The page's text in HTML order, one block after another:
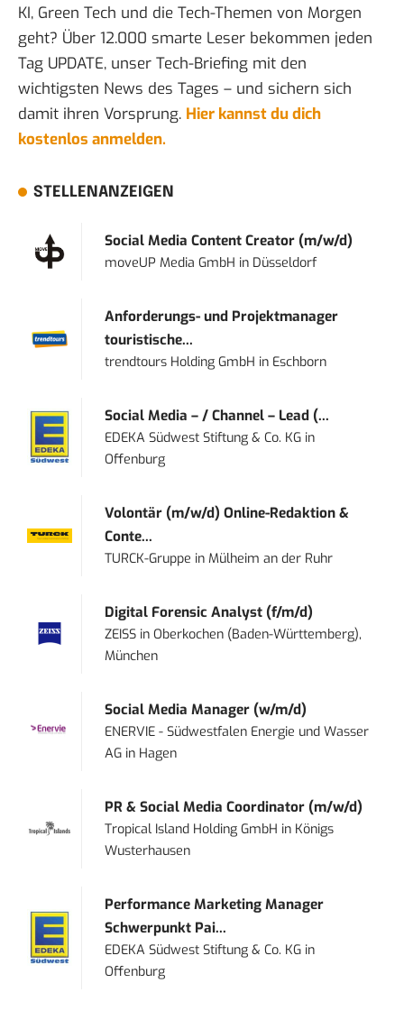
KI, Green Tech und die Tech-Themen von Morgen
geht? Über 12.000 smarte Leser bekommen jeden
Tag UPDATE, unser Tech-Briefing mit den
wichtigsten News des Tages – und sichern sich
damit ihren Vorsprung. Hier kannst du dich
kostenlos anmelden.
STELLENANZEIGEN
Social Media Content Creator (m/w/d)
moveUP Media GmbH in Düsseldorf
Anforderungs- und Projektmanager
touristische...
trendtours Holding GmbH in Eschborn
Social Media – / Channel – Lead (...
EDEKA Südwest Stiftung & Co. KG in
Offenburg
Volontär (m/w/d) Online-Redaktion &
Conte...
TURCK-Gruppe inMülheim an der Ruhr
Digital Forensic Analyst (f/m/d)
ZEISS inOberkochen (Baden-Württemberg),
München
Social Media Manager (w/m/d)
ENERVIE - Südwestfalen Energie und Wasser
AG in Hagen
PR & Social Media Coordinator (m/w/d)
Tropical Island Holding GmbH in Königs
Wusterhausen
Performance Marketing Manager
Schwerpunkt Pai...
EDEKA Südwest Stiftung & Co. KG in
Offenburg